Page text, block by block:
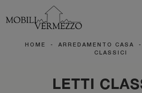
HOME - ARREDAMENTO CASA -
CLASSICI
LETTI